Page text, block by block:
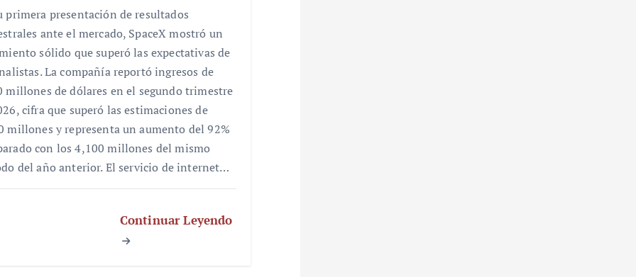
primera presentación de resultados
ante el mercado, SpaceX mostró un
sólido que superó las expectativas de
La compañía reportó ingresos de
millones de dólares en el segundo trimestre
cifra que superó las estimaciones de
millones y representa un aumento del 92%
con los 4,100 millones del mismo
del año anterior. El servicio de internet…
Continuar Leyendo